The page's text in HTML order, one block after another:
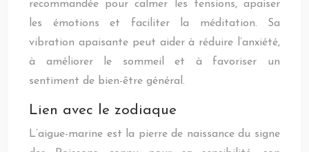
recommandée pour calmer les tensions, apaiser
les émotions et faciliter la méditation. Sa
vibration apaisante peut aider à réduire l’anxiété,
à améliorer le sommeil et à favoriser un
sentiment de bien-être général.
Lien avec le zodiaque
L’aigue-marine est la pierre de naissance du signe